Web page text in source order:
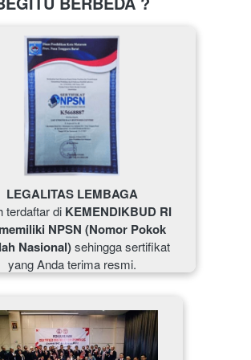
LEGALITAS LEMBAGA
terdaftar di KEMENDIKBUD RI
NPSN (Nomor Pokok
Nasional) sehingga sertifikat
yang Anda terima resmi.